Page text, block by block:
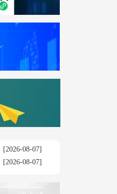
[2026-08-07]
[2026-08-07]